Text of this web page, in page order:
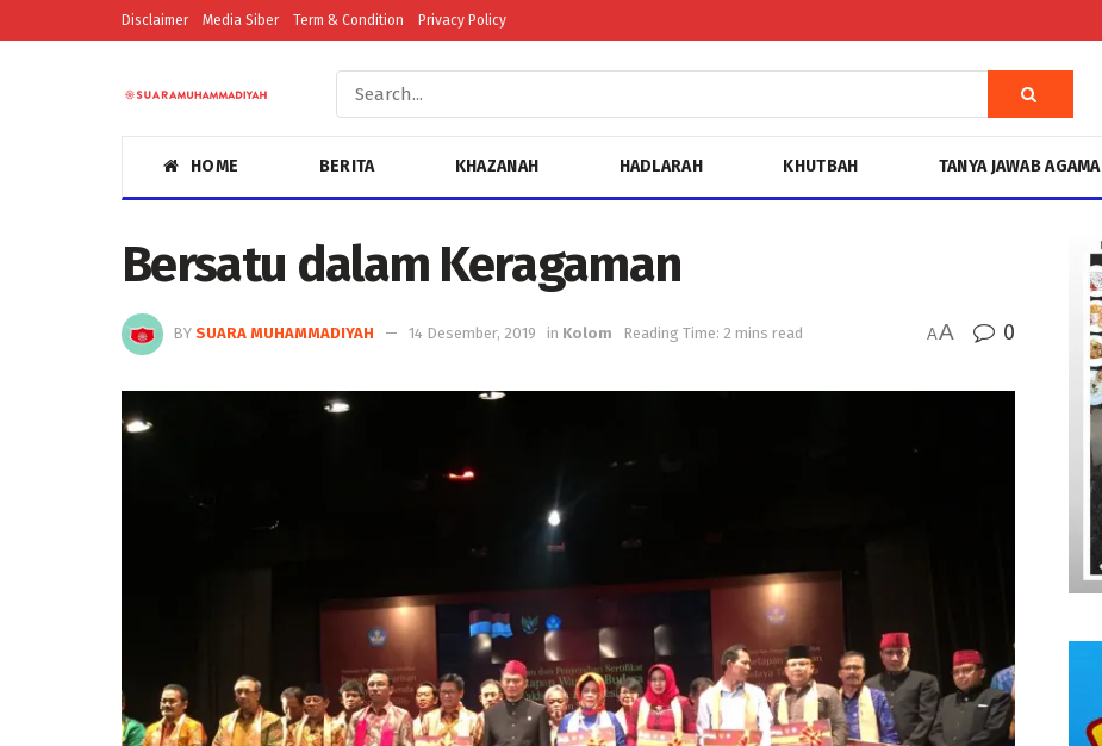
Disclaimer Media Siber Term & Condition Privacy Policy
HOME BERITA KHAZANAH HADLARAH KHUTBAH TANYA JAWAB AGAMA
Bersatu dalam Keragaman
BY SUARA MUHAMMADIYAH 14 Desember, 2019 in Kolom Reading Time: 2 mins read AA 0